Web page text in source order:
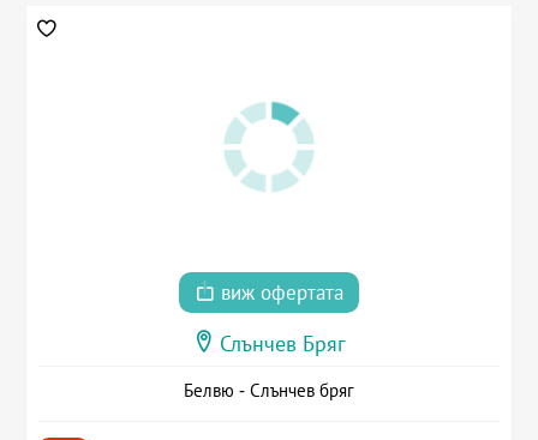
виж офертата
Слънчев Бряг
Белвю - Слънчев бряг